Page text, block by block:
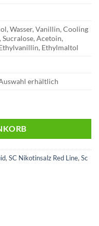
Wasser, Vanillin, Cooling
Acetoin,
Ethylmaltol
erhältlich
, SC Nikotinsalz Red Line, Sc